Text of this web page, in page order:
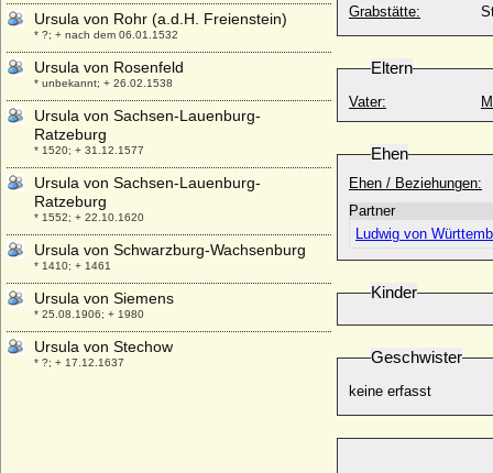
Grabstätte:
Eltern
Vater:
Ehen
Ehen / Beziehungen:
Partner
Ludwig von
Kinder
Geschwister
keine erfasst
Ursula von Rohr (a.d.H. Freienstein)
* ?; + nach dem 06.01.1532
Ursula von Rosenfeld
* unbekannt; + 26.02.1538
Ursula von Sachsen-Lauenburg-
Ratzeburg
* 1520; + 31.12.1577
Ursula von Sachsen-Lauenburg-
Ratzeburg
* 1552; + 22.10.1620
Ursula von Schwarzburg-Wachsenburg
* 1410; + 1461
Ursula von Siemens
* 25.08.1906; + 1980
Ursula von Stechow
* ?; + 17.12.1637